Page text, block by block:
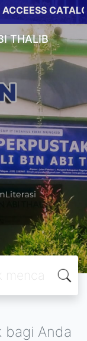
CATALOG
THALIB
bagi Anda